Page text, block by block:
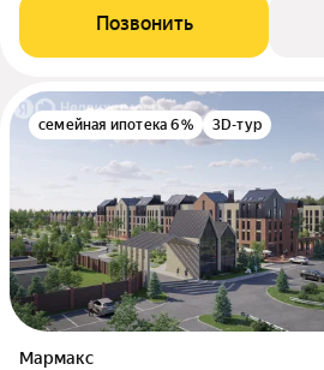
Позвонить
семейная ипотека 6% 3D-тур
Мармакс